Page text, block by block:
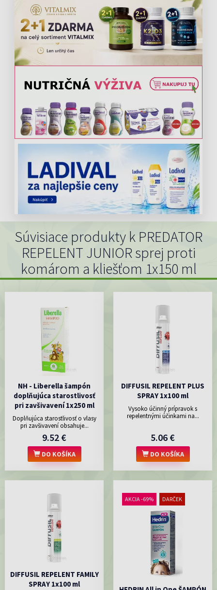
Súvisiace produkty k PREDATOR
REPELENT JUNIOR sprej proti
komárom a kliešťom 1x150 ml
NH - Liberella šampón
doplňujúca starostlivosť
pri zavšivavení 1x250 ml
Doplňujúca starostlivosť o vlasy
pri zavšivavení obsahuje...
9.52 €
DO KOŠÍKA
DIFFUSIL REPELENT PLUS
SPRAY 1x100 ml
Vysoko účinný prípravok s
repelentnými účinkami na...
5.06 €
DO KOŠÍKA
DIFFUSIL REPELENT FAMILY
SPRAY 1x100 ml
AKCIA -69% DARČEK